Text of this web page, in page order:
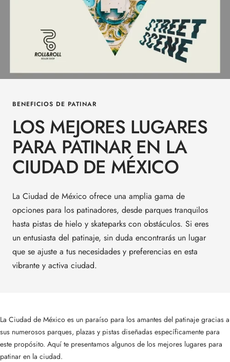
BENEFICIOS DE PATINAR
LOS MEJORES LUGARES
PARA PATINAR EN LA
CIUDAD DE MÉXICO
La Ciudad de México ofrece una amplia gama de
opciones para los patinadores, desde parques tranquilos
hasta pistas de hielo y skateparks con obstáculos. Si eres
un entusiasta del patinaje, sin duda encontrarás un lugar
que se ajuste a tus necesidades y preferencias en esta
vibrante y activa ciudad.
La Ciudad de México es un paraíso para los amantes del patinaje gracias a
sus numerosos parques, plazas y pistas diseñadas específicamente para
este propósito. Aquí te presentamos algunos de los mejores lugares para
patinar en la ciudad.